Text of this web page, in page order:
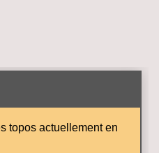
topos actuellement en